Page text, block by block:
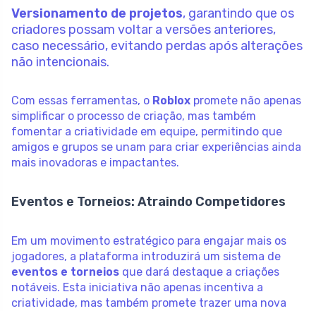
Versionamento de projetos, garantindo que os
criadores possam voltar a versões anteriores,
caso necessário, evitando perdas após alterações
não intencionais.
Com essas ferramentas, o Roblox promete não apenas
simplificar o processo de criação, mas também
fomentar a criatividade em equipe, permitindo que
amigos e grupos se unam para criar experiências ainda
mais inovadoras e impactantes.
Eventos e Torneios: Atraindo Competidores
Em um movimento estratégico para engajar mais os
jogadores, a plataforma introduzirá um sistema de
eventos e torneios que dará destaque a criações
notáveis. Esta iniciativa não apenas incentiva a
criatividade, mas também promete trazer uma nova